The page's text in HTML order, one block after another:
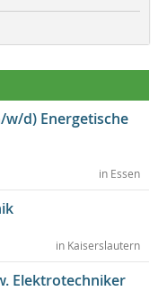
d) Energetische
in Essen
in Kaiserslautern
Elektrotechniker